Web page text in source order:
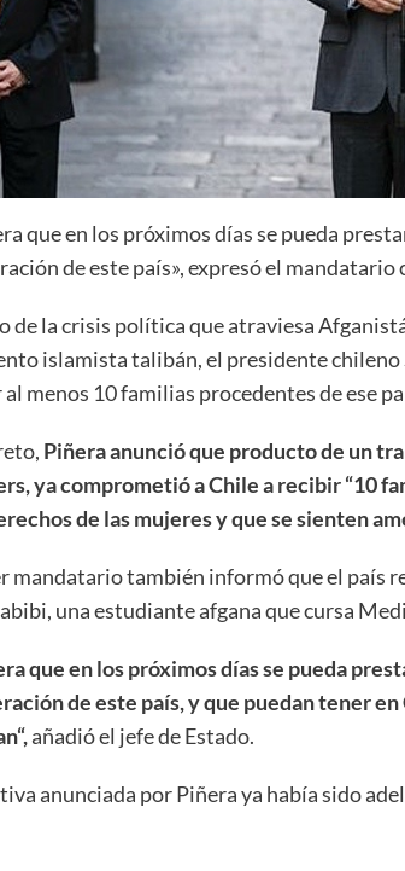
que en los próximos días se pueda
de este país», expresó el mandatario
de la crisis política que atraviesa
islamista talibán, el presidente chileno
menos 10 familias procedentes de ese
Piñera anunció que producto de un
ya comprometió a Chile a recibir “10
de las mujeres y que se sienten
mandatario también informó que el país
una estudiante afgana que cursa
que en los próximos días se pueda
de este país, y que puedan tener
añadió el jefe de Estado.
anunciada por Piñera ya había sido